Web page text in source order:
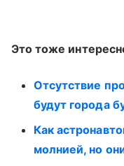
Это тоже
Отсутствие
будут города
Как
молнией, но